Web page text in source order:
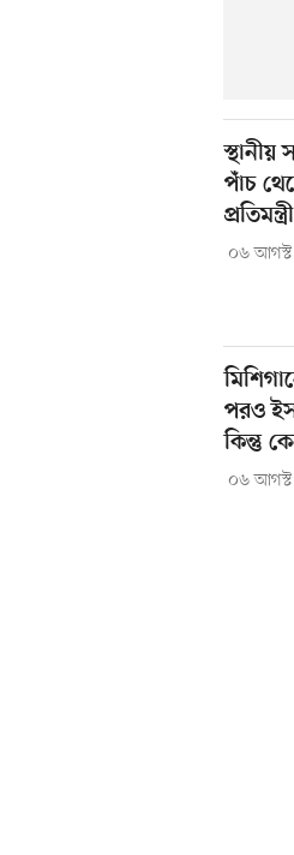
পাঁচ
প্রতিমন্ত্রী
০৬
পরও
কিন্তু
০৬